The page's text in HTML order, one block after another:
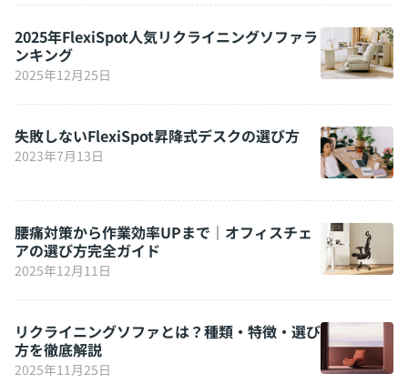
2025年FlexiSpot人気リクライニングソファラ
ンキング
2025年12月25日
失敗しないFlexiSpot昇降式デスクの選び方
2023年7月13日
腰痛対策から作業効率UPまで｜オフィスチェ
アの選び方完全ガイド
2025年12月11日
リクライニングソファとは？種類・特徴・選び
方を徹底解説
2025年11月25日